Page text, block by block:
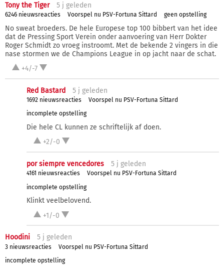
Tony the Tiger 5 j geleden
6246 nieuwsreacties Voorspel nu PSV-Fortuna Sittard geen opstelling
No sweat broeders. De hele Europese top 100 bibbert van het idee
dat de Pressing Sport Verein onder aanvoering van Herr Dokter
Roger Schmidt zo vroeg instroomt. Met de bekende 2 vingers in die
nase stormen we de Champions League in op jacht naar de schat.
+4/-7
Red Bastard 5 j geleden
1692 nieuwsreacties
Voorspel nu PSV-Fortuna Sittard
incomplete opstelling
Die hele CL kunnen ze schriftelijk af doen.
+2/-0
por siempre vencedores 5 j geleden
4161 nieuwsreacties
Voorspel nu PSV-Fortuna Sittard
incomplete opstelling
Klinkt veelbelovend.
+1/-0
Hoodini 5 j geleden
3 nieuwsreacties
Voorspel nu PSV-Fortuna Sittard
incomplete opstelling